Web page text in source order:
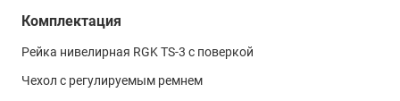
Комплектация
Рейка нивелирная RGK TS-3 с поверкой
Чехол с регулируемым ремнем